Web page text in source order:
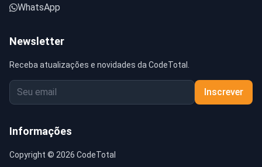
WhatsApp
Newsletter
Receba atualizações e novidades da CodeTotal.
Inscrever
Informações
Copyright © 2026 CodeTotal